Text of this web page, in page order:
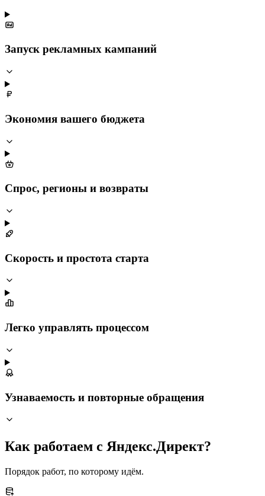
Запуск рекламных кампаний
Экономия вашего бюджета
Спрос, регионы и возвраты
Скорость и простота старта
Легко управлять процессом
Узнаваемость и повторные обращения
Как работаем с Яндекс.Директ?
Порядок работ, по которому идём.